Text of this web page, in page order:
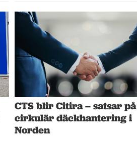
CTS blir Citira – satsar på
cirkulär däckhantering i
Norden